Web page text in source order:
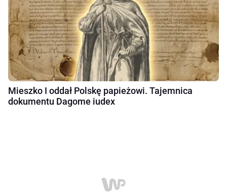
Mieszko I oddał Polskę papieżowi. Tajemnica
dokumentu Dagome iudex